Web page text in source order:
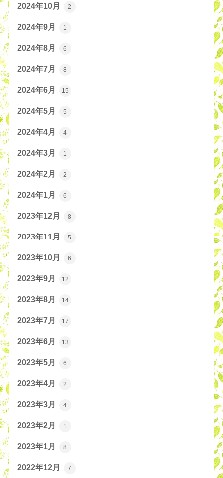
2024年10月 2
2024年9月 1
2024年8月 6
2024年7月 8
2024年6月 15
2024年5月 5
2024年4月 4
2024年3月 1
2024年2月 2
2024年1月 6
2023年12月 8
2023年11月 5
2023年10月 6
2023年9月 12
2023年8月 14
2023年7月 17
2023年6月 13
2023年5月 6
2023年4月 2
2023年3月 4
2023年2月 1
2023年1月 8
2022年12月 7